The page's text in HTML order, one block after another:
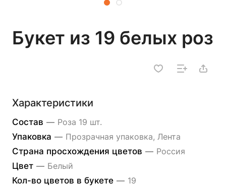
Букет из 19 белых роз
Характеристики
Состав — Роза 19 шт.
Упаковка — Прозрачная упаковка, Лента
Страна просхождения цветов — Россия
Цвет — Белый
Кол-во цветов в букете — 19